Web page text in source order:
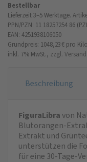
Bestellbar
Lieferzeit 3–5 Werktage.
PPN/PZN: 11 18257254 86
EAN: 4251938106050
Grundpreis: 1048,23 € pro
inkl. 7% MwSt., zzgl. Versand
Beschreibung
FiguraLibravon
Blutorangen-
Extrakt und
unterstützen die
für eine 30-Tage-